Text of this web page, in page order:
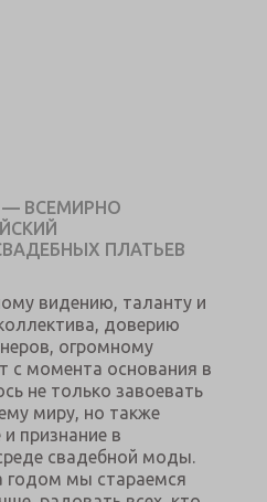
— ВСЕМИРНО
ПЛАТЬЕВ
видению, таланту и
доверию
огромному
с момента основания в
не только завоевать
миру, но также
признание в
свадебной моды.
годом мы стараемся